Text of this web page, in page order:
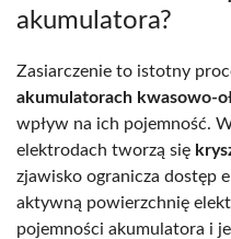
akumulatora?
Zasiarczenie to istotny
akumulatorach kwasowo-
wpływ na ich pojemność.
elektrodach tworzą się
zjawisko ogranicza dostęp
aktywną powierzchnię
pojemności akumulatora i